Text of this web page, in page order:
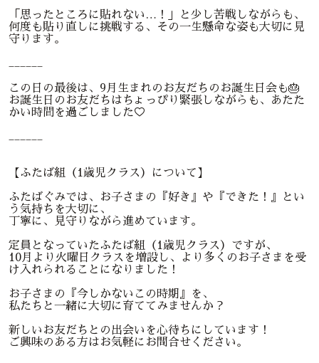
「思ったところに貼れない…！」と少し苦戦しながらも、
何度も貼り直しに挑戦する、その一生懸命な姿も大切に見
守ります。
この日の最後は、9月生まれのお友だちのお誕生日会も🎂
お誕生日のお友だちはちょっぴり緊張しながらも、あたた
かい時間を過ごしました♡
【ふたば組（1歳児クラス）について】
ふたばぐみでは、お子さまの『好き』や『できた！』とい
う気持ちを大切に、
丁寧に、見守りながら進めています。
定員となっていたふたば組（1歳児クラス）ですが、
10月より火曜日クラスを増設し、より多くのお子さまを受
け入れられることになりました！
お子さまの『今しかないこの時期』を、
私たちと一緒に大切に育ててみませんか？
新しいお友だちとの出会いを心待ちにしています！
ご興味のある方はお気軽にお問合せください。